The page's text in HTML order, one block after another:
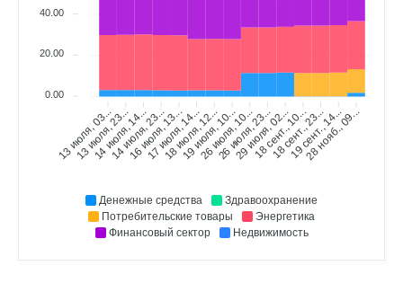
ДЕК.
-10,0% ⟶ -18,0% -8 (+80,0%)
Сколько людей следуют
Существует дней
Денежные средства
Здравоохранение
Потребительские товары
Энергетика
Финансовый сектор
Недвижимость
40.00
20.00
0.00
13 июля, 03...
13 июля, 23...
14 июля, 14...
14 июля, 23...
16 июля, 13...
17 июля, 14...
18 июля, 12...
19 июля, 10...
26 июля, 10...
26 июля, 23...
29 июля, 02...
18 сент., 10...
18 сент., 23...
19 сент., 14...
28 нояб., 09...